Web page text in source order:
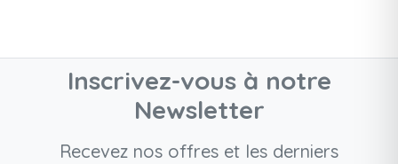
Inscrivez-vous à notre
Newsletter
Recevez nos offres et les derniers